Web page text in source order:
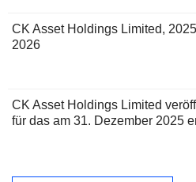
CK Asset Holdings Limited,
2026
CK Asset Holdings Limited
für das am 31. Dezember 2025